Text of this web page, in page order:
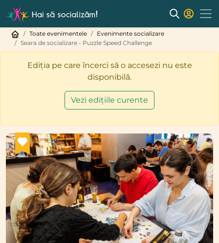
Toate evenimentele
Evenimente socializare
Seara de socializare - Puzzle Speed Challenge
Ediția pe care încerci să o accesezi nu este
disponibilă.
Vezi edițiile curente